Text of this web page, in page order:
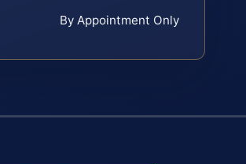
By Appointment Only